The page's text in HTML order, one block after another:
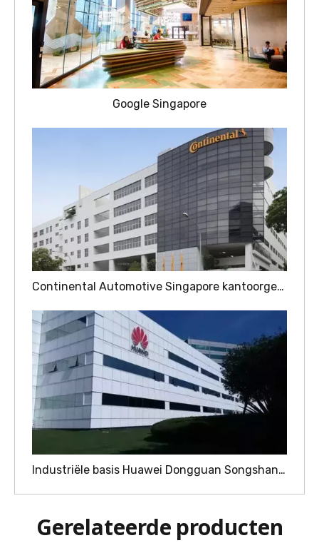
Google Singapore
Continental Automotive Singapore kantoorgebouw
Industriële basis Huawei Dongguan Songshan Lake
Gerelateerde producten